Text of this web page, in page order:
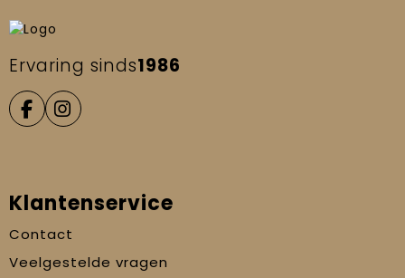
Ervaring sinds1986
Klantenservice
Contact
Veelgestelde vragen